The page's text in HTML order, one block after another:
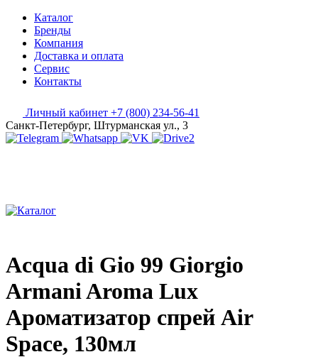
Каталог
Бренды
Компания
Доставка и оплата
Сервис
Контакты
Личный кабинет +7 (800) 234-56-41
Санкт-Петербург, Штурманская ул., 3
Acqua di Gio 99 Giorgio
Armani Aroma Lux
Ароматизатор спрей Air
Space, 130мл